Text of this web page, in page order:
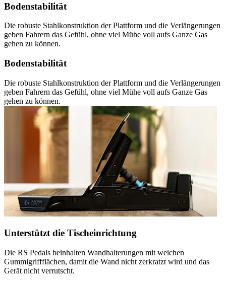
Bodenstabilität
Die robuste Stahlkonstruktion der Plattform und die Verlängerungen
geben Fahrern das Gefühl, ohne viel Mühe voll aufs Ganze Gas
gehen zu können.
Bodenstabilität
Die robuste Stahlkonstruktion der Plattform und die Verlängerungen
geben Fahrern das Gefühl, ohne viel Mühe voll aufs Ganze Gas
gehen zu können.
Unterstützt die Tischeinrichtung
Die RS Pedals beinhalten Wandhalterungen mit weichen
Gummigriffflächen, damit die Wand nicht zerkratzt wird und das
Gerät nicht verrutscht.